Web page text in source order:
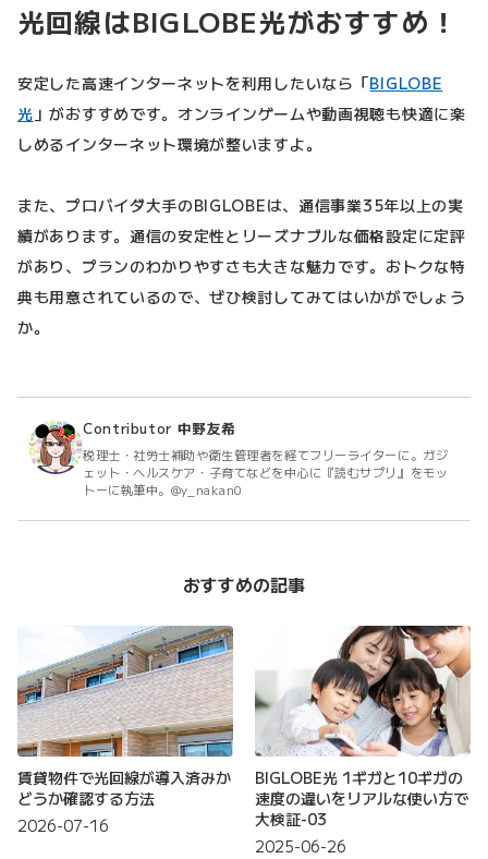
光回線はBIGLOBE光がおすすめ！
安定した高速インターネットを利用したいなら「BIGLOBE
光 」がおすすめです。オンラインゲームや動画視聴も快適に楽
しめるインターネット環境が整いますよ。
また、プロバイダ大手のBIGLOBEは、通信事業35年以上の実
績があります。通信の安定性とリーズナブルな価格設定に定評
があり、プランのわかりやすさも大きな魅力です。おトクな特
典も用意されているので、ぜひ検討してみてはいかがでしょう
か。
Contributor 中野友希
税理士・社労士補助や衛生管理者を経てフリーライターに。ガジ
ェット・ヘルスケア・子育てなどを中心に『読むサプリ』をモッ
トーに執筆中。@y_nakan0
おすすめの記事
賃貸物件で光回線が導入済みか
どうか確認する方法
2026-07-16
BIGLOBE光 1ギガと10ギガの
速度の違いをリアルな使い方で
大検証-03
2025-06-26